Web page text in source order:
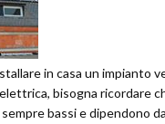
in casa un impianto
bisogna ricordare
bassi e dipendono